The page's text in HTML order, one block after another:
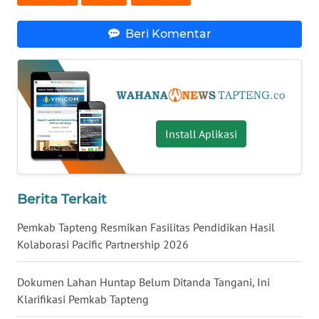
Beri Komentar
Install Aplikasi
Berita Terkait
Pemkab Tapteng Resmikan Fasilitas Pendidikan Hasil
Kolaborasi Pacific Partnership 2026
Dokumen Lahan Huntap Belum Ditanda Tangani, Ini
Klarifikasi Pemkab Tapteng
KALTARA
WN
KALSEL
WN
KALTIM
SULSEL
WN
WN